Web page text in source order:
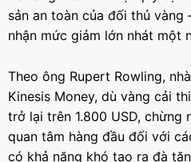
sản an toàn của đối thủ vàng
nhận mức giảm lớn nhát một
Theo ông Rupert Rowling,
Kinesis Money, dù vàng cải
trở lại trên 1.800 USD, chừng
quan tâm hàng đầu đối với
có khả năng khó tạo ra đà